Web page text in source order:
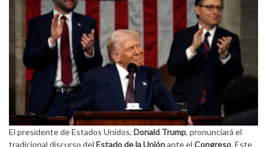
El presidente de Estados Unidos, Donald Trump, pronunciará el
tradicional discurso del Estado de la Uniónante el Congreso. Este